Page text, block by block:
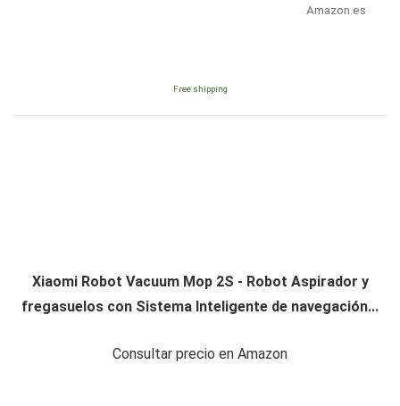
Amazon.es
Free shipping
Xiaomi Robot Vacuum Mop 2S - Robot Aspirador y
fregasuelos con Sistema Inteligente de navegación...
Consultar precio en Amazon